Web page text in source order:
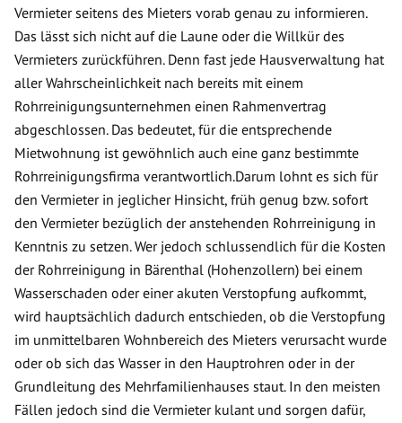
Vermieter seitens des Mieters vorab genau zu informieren.
Das lässt sich nicht auf die Laune oder die Willkür des
Vermieters zurückführen. Denn fast jede Hausverwaltung hat
aller Wahrscheinlichkeit nach bereits mit einem
Rohrreinigungsunternehmen einen Rahmenvertrag
abgeschlossen. Das bedeutet, für die entsprechende
Mietwohnung ist gewöhnlich auch eine ganz bestimmte
Rohrreinigungsfirma verantwortlich.Darum lohnt es sich für
den Vermieter in jeglicher Hinsicht, früh genug bzw. sofort
den Vermieter bezüglich der anstehenden Rohrreinigung in
Kenntnis zu setzen. Wer jedoch schlussendlich für die Kosten
der Rohrreinigung in Bärenthal (Hohenzollern) bei einem
Wasserschaden oder einer akuten Verstopfung aufkommt,
wird hauptsächlich dadurch entschieden, ob die Verstopfung
im unmittelbaren Wohnbereich des Mieters verursacht wurde
oder ob sich das Wasser in den Hauptrohren oder in der
Grundleitung des Mehrfamilienhauses staut. In den meisten
Fällen jedoch sind die Vermieter kulant und sorgen dafür,